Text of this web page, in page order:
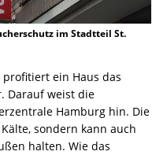
im Stadtteil St.
ein Haus das
Darauf weist die
Hamburg hin. Die
sondern kann auch
halten. Wie das